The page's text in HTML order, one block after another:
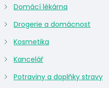
Domácí lékárna
Drogerie a domácnost
Kosmetika
Kancelář
Potraviny a doplňky stravy